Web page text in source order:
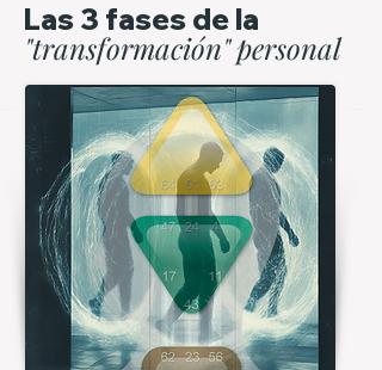
Las 3 fases de la
"transformación" personal